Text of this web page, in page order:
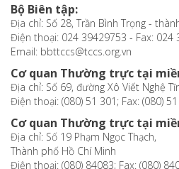
Bộ Biên tập:
Địa chỉ: Số 28, Trần Bình Trọng -
Điện thoại: 024 39429753 - Fax: 024
Email: bbttccs@tccs.org.vn
Cơ quan Thường trực tại
Địa chỉ: Số 69, đường Xô Viết Nghệ
Điện thoại: (080) 51 301; Fax: (080)
Cơ quan Thường trực tại
Địa chỉ: Số 19 Phạm Ngọc Thạch,
Thành phố Hồ Chí Minh
Điện thoại: (080) 84083; Fax: (080)